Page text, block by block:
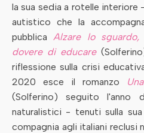
la sua sedia a rotelle
autistico che la
pubblicaAlzare lo
dovere di educare
riflessione sulla crisi
2020 esce il romanzo
(Solferino) seguito l'anno
naturalistici - tenuti sulla
compagnia agli italiani reclusi